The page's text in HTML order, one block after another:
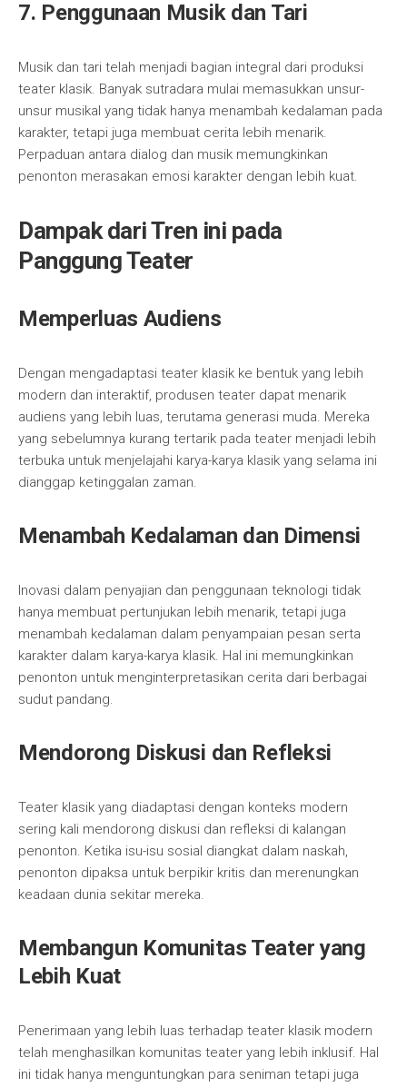
7. Penggunaan Musik dan Tari
Musik dan tari telah menjadi bagian integral dari produksi
teater klasik. Banyak sutradara mulai memasukkan unsur-
unsur musikal yang tidak hanya menambah kedalaman pada
karakter, tetapi juga membuat cerita lebih menarik.
Perpaduan antara dialog dan musik memungkinkan
penonton merasakan emosi karakter dengan lebih kuat.
Dampak dari Tren ini pada
Panggung Teater
Memperluas Audiens
Dengan mengadaptasi teater klasik ke bentuk yang lebih
modern dan interaktif, produsen teater dapat menarik
audiens yang lebih luas, terutama generasi muda. Mereka
yang sebelumnya kurang tertarik pada teater menjadi lebih
terbuka untuk menjelajahi karya-karya klasik yang selama ini
dianggap ketinggalan zaman.
Menambah Kedalaman dan Dimensi
Inovasi dalam penyajian dan penggunaan teknologi tidak
hanya membuat pertunjukan lebih menarik, tetapi juga
menambah kedalaman dalam penyampaian pesan serta
karakter dalam karya-karya klasik. Hal ini memungkinkan
penonton untuk menginterpretasikan cerita dari berbagai
sudut pandang.
Mendorong Diskusi dan Refleksi
Teater klasik yang diadaptasi dengan konteks modern
sering kali mendorong diskusi dan refleksi di kalangan
penonton. Ketika isu-isu sosial diangkat dalam naskah,
penonton dipaksa untuk berpikir kritis dan merenungkan
keadaan dunia sekitar mereka.
Membangun Komunitas Teater yang
Lebih Kuat
Penerimaan yang lebih luas terhadap teater klasik modern
telah menghasilkan komunitas teater yang lebih inklusif. Hal
ini tidak hanya menguntungkan para seniman tetapi juga